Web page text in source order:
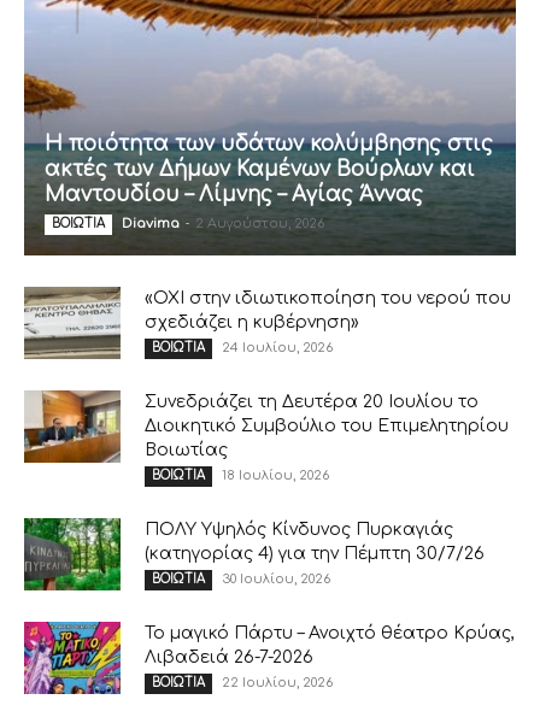
Η ποιότητα των υδάτων κολύμβησης στις
ακτές των Δήμων Καμένων Βούρλων και
Μαντουδίου – Λίμνης – Αγίας Άννας
ΒΟΙΩΤΙΑ Diavima - 2 Αυγούστου, 2026
«ΟΧΙ στην ιδιωτικοποίηση του νερού που
σχεδιάζει η κυβέρνηση»
ΒΟΙΩΤΙΑ 24 Ιουλίου, 2026
Συνεδριάζει τη Δευτέρα 20 Ιουλίου το
Διοικητικό Συμβούλιο του Επιμελητηρίου
Βοιωτίας
ΒΟΙΩΤΙΑ 18 Ιουλίου, 2026
ΠΟΛΥ Υψηλός Κίνδυνος Πυρκαγιάς
(κατηγορίας 4) για την Πέμπτη 30/7/26
ΒΟΙΩΤΙΑ 30 Ιουλίου, 2026
Το μαγικό Πάρτυ – Ανοιχτό θέατρο Κρύας,
Λιβαδειά 26-7-2026
ΒΟΙΩΤΙΑ 22 Ιουλίου, 2026